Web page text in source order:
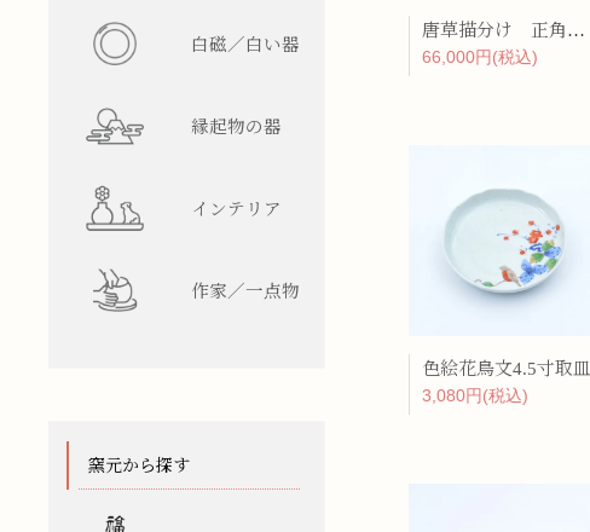
唐草描分け 正角盛皿
66,000円(税込)
色絵花鳥文4.5寸取皿
3,080円(税込)
白磁／白い器
縁起物の器
インテリア
作家／一点物
窯元から探す